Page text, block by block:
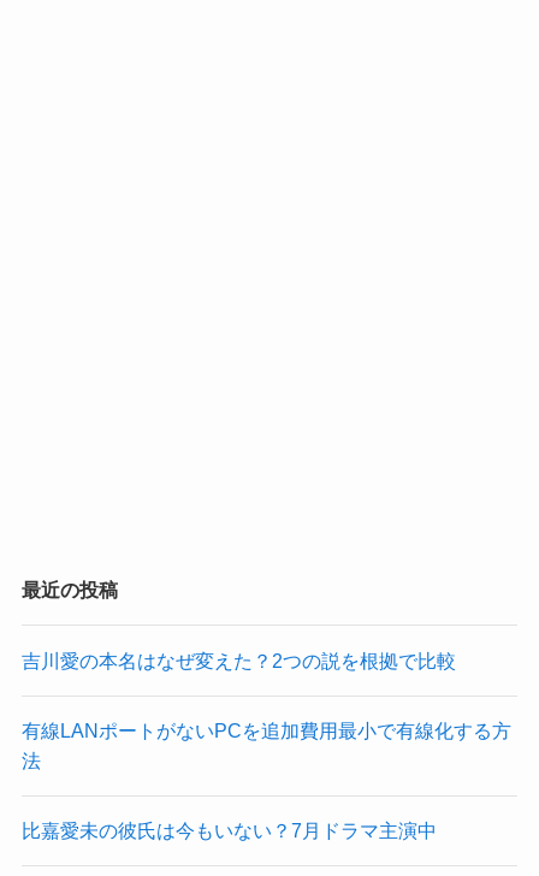
最近の投稿
吉川愛の本名はなぜ変えた？2つの説を根拠で比較
有線LANポートがないPCを追加費用最小で有線化する方
法
比嘉愛未の彼氏は今もいない？7月ドラマ主演中